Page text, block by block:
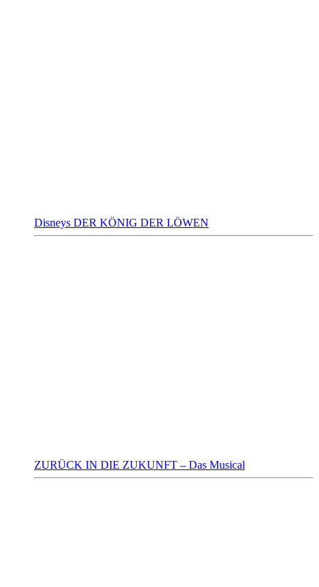
Disneys DER KÖNIG DER LÖWEN
ZURÜCK IN DIE ZUKUNFT – Das Musical